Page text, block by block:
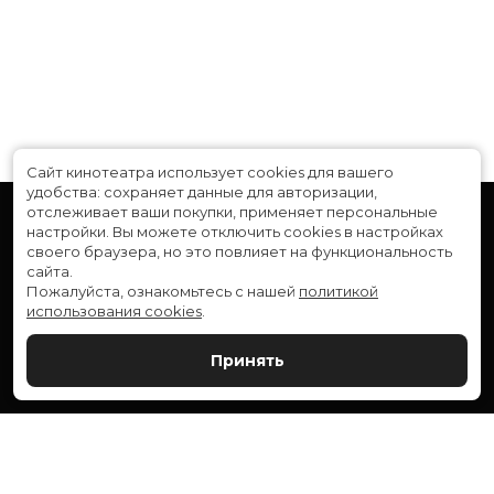
Расписание
Скоро в кино
Служба поддержки
Сайт кинотеатра использует cookies для вашего
удобства: сохраняет данные для авторизации,
отслеживает ваши покупки, применяет персональные
настройки. Вы можете отключить cookies в настройках
своего браузера, но это повлияет на функциональность
сайта.
Пожалуйста, ознакомьтесь с нашей политикой
использования cookies
Принять